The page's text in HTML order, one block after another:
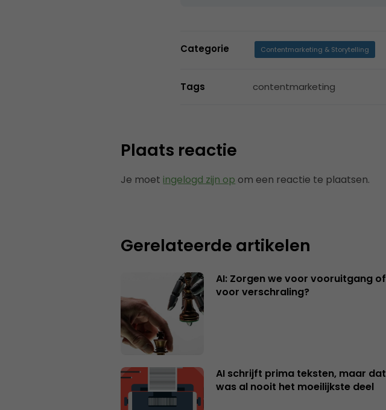
Categorie Contentmarketing & Storytelling
Tags contentmarketing
Plaats reactie
Je moet ingelogd zijn op om een reactie te plaatsen.
Gerelateerde artikelen
AI: Zorgen we voor vooruitgang of
voor verschraling?
AI schrijft prima teksten, maar dat
was al nooit het moeilijkste deel